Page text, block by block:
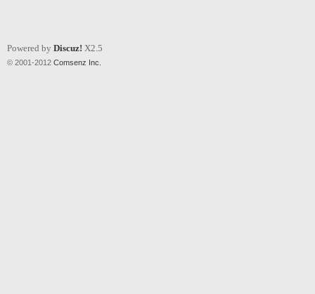
Powered by Discuz! X2.5
© 2001-2012 Comsenz Inc.